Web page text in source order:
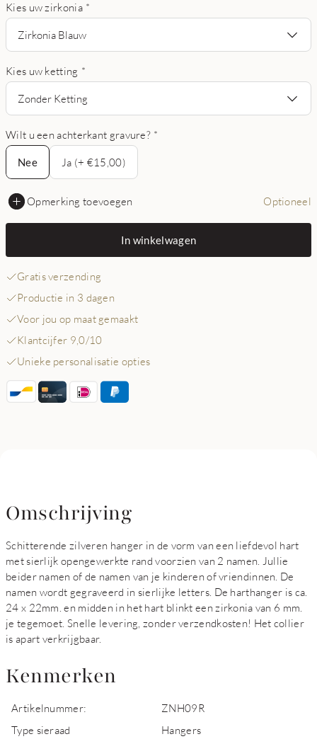
Kies uw zirkonia *
Zirkonia Blauw
Kies uw ketting *
Zonder Ketting
Wilt u een achterkant gravure? *
Nee
Nee
Ja (+ €15,00)
Opmerking toevoegen Optioneel
In winkelwagen
Gratis verzending
Productie in 3 dagen
Voor jou op maat gemaakt
Klantcijfer 9,0/10
Unieke personalisatie opties
Omschrijving
Schitterende zilveren hanger in de vorm van een liefdevol hart
met sierlijk opengewerkte rand voorzien van 2 namen. Jullie
beider namen of de namen van je kinderen of vriendinnen. De
namen wordt gegraveerd in sierlijke letters. De harthanger is ca.
24 x 22mm. en midden in het hart blinkt een zirkonia van 6 mm.
je tegemoet. Snelle levering, zonder verzendkosten! Het collier
is apart verkrijgbaar.
Kenmerken
Artikelnummer:
ZNH09R
Type sieraad
Hangers